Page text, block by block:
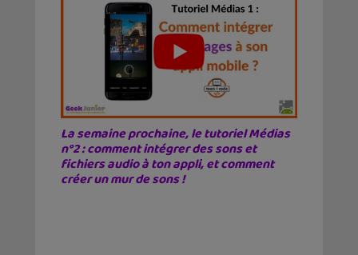
La semaine prochaine, le tutoriel Médias
n°2 : comment intégrer des sons et
fichiers audio à ton appli, et comment
créer un mur de sons !